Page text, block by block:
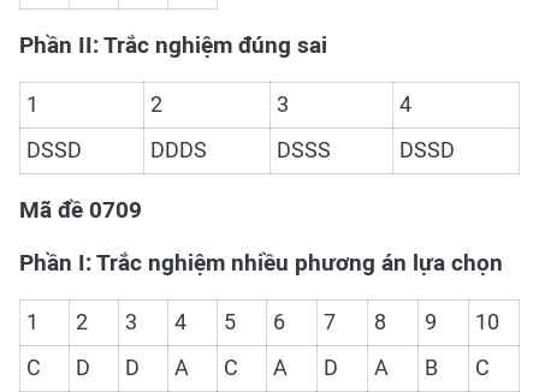
Phần II: Trắc nghiệm đúng sai
1 2 3
4
DSSD
DDDS DSSS DSSD
Mã đề 0709
Phần I: Trắc nghiệm nhiều phương án lựa chọn
1 2 3 4 5 6 7 8 9
10
C
D D A C A D A B
C